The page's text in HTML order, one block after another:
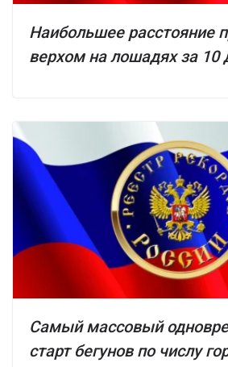
Наибольшее расстояние
верхом на лошадях за 10
Самый массовый
старт бегунов по числу